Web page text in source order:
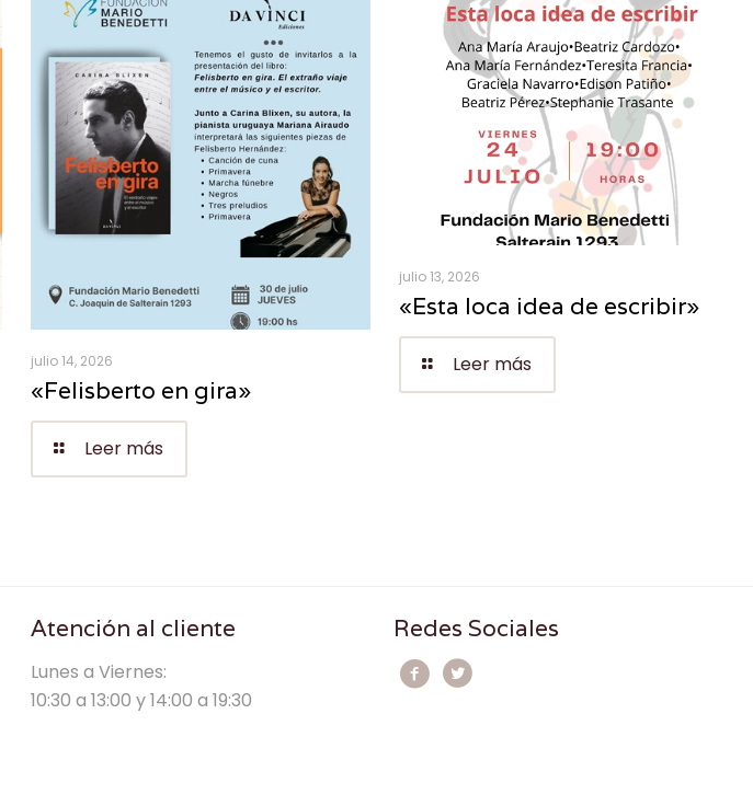
julio 14, 2026
«Felisberto en gira»
Leer más
julio 13, 2026
«Esta loca idea de escribir»
Leer más
Atención al cliente
Lunes a Viernes:
10:30 a 13:00 y 14:00 a 19:30
Redes Sociales